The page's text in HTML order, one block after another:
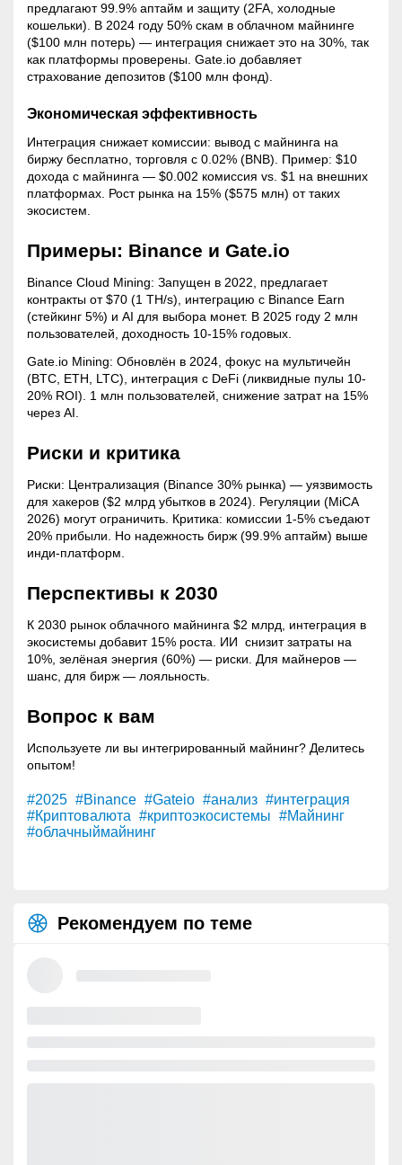
предлагают 99.9% аптайм и защиту (2FA, холодные
кошельки). В 2024 году 50% скам в облачном майнинге
($100 млн потерь) — интеграция снижает это на 30%, так
как платформы проверены. Gate.io добавляет
страхование депозитов ($100 млн фонд).
Экономическая эффективность
Интеграция снижает комиссии: вывод с майнинга на
биржу бесплатно, торговля с 0.02% (BNB). Пример: $10
дохода с майнинга — $0.002 комиссия vs. $1 на внешних
платформах. Рост рынка на 15% ($575 млн) от таких
экосистем.
Примеры: Binance и Gate.io
Binance Cloud Mining: Запущен в 2022, предлагает
контракты от $70 (1 TH/s), интеграцию с Binance Earn
(стейкинг 5%) и AI для выбора монет. В 2025 году 2 млн
пользователей, доходность 10-15% годовых.
Gate.io Mining: Обновлён в 2024, фокус на мультичейн
(BTC, ETH, LTC), интеграция с DeFi (ликвидные пулы 10-
20% ROI). 1 млн пользователей, снижение затрат на 15%
через AI.
Риски и критика
Риски: Централизация (Binance 30% рынка) — уязвимость
для хакеров ($2 млрд убытков в 2024). Регуляции (MiCA
2026) могут ограничить. Критика: комиссии 1-5% съедают
20% прибыли. Но надежность бирж (99.9% аптайм) выше
инди-платформ.
Перспективы к 2030
К 2030 рынок облачного майнинга $2 млрд, интеграция в
экосистемы добавит 15% роста. ИИ снизит затраты на
10%, зелёная энергия (60%) — риски. Для майнеров —
шанс, для бирж — лояльность.
Вопрос к вам
Используете ли вы интегрированный майнинг? Делитесь
опытом!
#2025 #Binance #Gateio #анализ #интеграция
#Криптовалюта #криптоэкосистемы #Майнинг
#облачныймайнинг
Рекомендуем по теме